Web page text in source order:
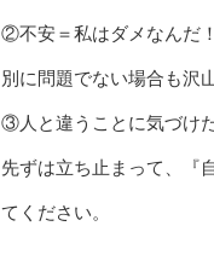
②不安＝私はダメなんだ
別に問題でない場合も沢
③人と違うことに気づけ
先ずは立ち止まって、『
てください。